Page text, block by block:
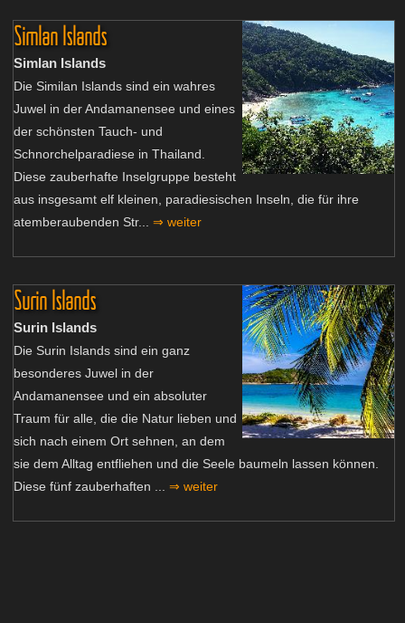
Simlan Islands
Simlan Islands
Die Similan Islands sind ein wahres
Juwel in der Andamanensee und eines
der schönsten Tauch- und
Schnorchelparadiese in Thailand.
Diese zauberhafte Inselgruppe besteht
aus insgesamt elf kleinen, paradiesischen Inseln, die für ihre
atemberaubenden Str... ⇒ weiter
Surin Islands
Surin Islands
Die Surin Islands sind ein ganz
besonderes Juwel in der
Andamanensee und ein absoluter
Traum für alle, die die Natur lieben und
sich nach einem Ort sehnen, an dem
sie dem Alltag entfliehen und die Seele baumeln lassen können.
Diese fünf zauberhaften ... ⇒ weiter